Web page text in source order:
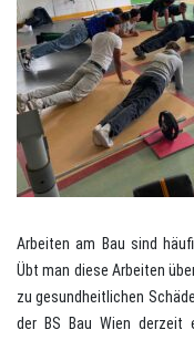
Arbeiten am Bau sind
Übt man diese Arbeiten
zu gesundheitlichen
der BS Bau Wien derzeit